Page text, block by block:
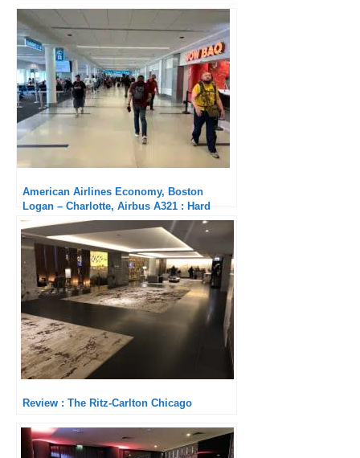
American Airlines Economy, Boston
Logan – Charlotte, Airbus A321 : Hard
product de qualité, aucun service
Review : The Ritz-Carlton Chicago